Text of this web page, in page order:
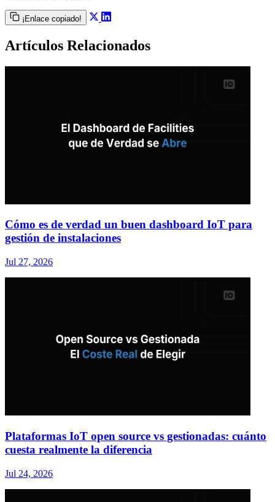
¡Enlace copiado!
Artículos Relacionados
Cómo es de verdad un buen dashboard IoT para
gestión de instalaciones
Jul 27, 2026
Plataformas IoT open source vs gestionadas: cuánto
cuesta realmente la diferencia
Jul 24, 2026